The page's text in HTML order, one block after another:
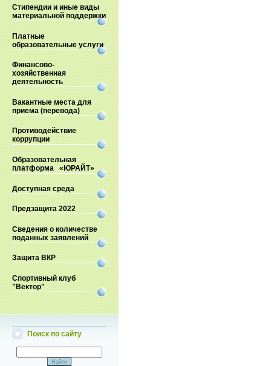
Стипендии и иные виды
материальной поддержки
Платные
образовательные услуги
Финансово-
хозяйственная
деятельность
Вакантные места для
приема (перевода)
Противодействие
коррупции
Образовательная
платформа «ЮРАЙТ»
Доступная среда
Предзащита 2022
Сведения о количестве
поданных заявлений
Защита ВКР
Спортивный клуб
"Вектор"
Поиск по сайту